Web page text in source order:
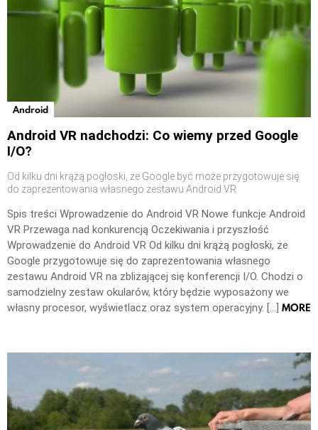
Android
Android VR nadchodzi: Co wiemy przed Google
I/O?
Od kilku dni krążą pogłoski, że Google być może przygotowuje się
do zaprezentowania własnego zestawu Android VR
Spis treści Wprowadzenie do Android VR Nowe funkcje Android
VR Przewaga nad konkurencją Oczekiwania i przyszłość
Wprowadzenie do Android VR Od kilku dni krążą pogłoski, że
Google przygotowuje się do zaprezentowania własnego
zestawu Android VR na zbliżającej się konferencji I/O. Chodzi o
samodzielny zestaw okularów, który będzie wyposażony we
własny procesor, wyświetlacz oraz system operacyjny. […] MORE